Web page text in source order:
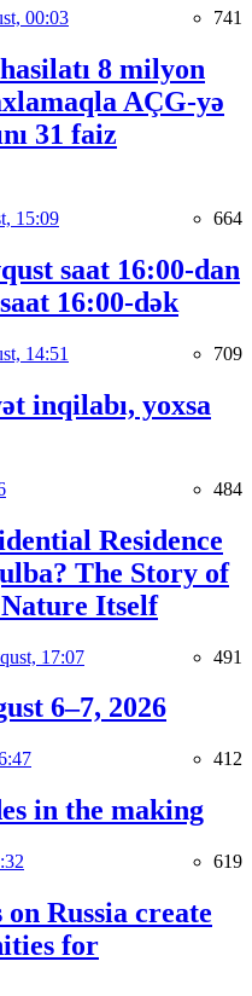
00:03 741
8 milyon
AÇG-yə
31 faiz
15:09 664
saat 16:00-dan
16:00-dək
14:51 709
inqilabı, yoxsa
484
Residence
The Story of
Nature Itself
17:07 491
6–7, 2026
412
in the making
619
on Russia create
for